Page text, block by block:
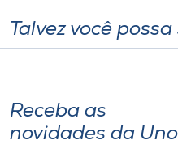
Talvez você
Receba as
novidades da